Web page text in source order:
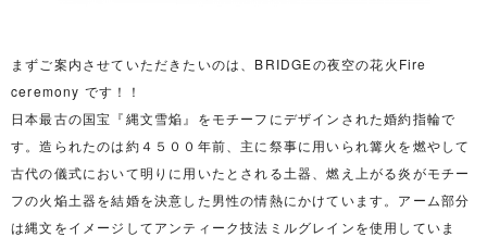
まずご案内させていただきたいのは、BRIDGEの夜空の花火Fire
ceremony です！！
日本最古の国宝『縄文雪焔』をモチーフにデザインされた婚約指輪で
す。造られたのは約４５００年前、主に祭事に用いられ篝火を燃やして
古代の儀式において明りに用いたとされる土器、燃え上がる炎がモチー
フの火焔土器を結婚を決意した男性の情熱にかけています。アーム部分
は縄文をイメージしてアンティーク技法ミルグレインを使用していま